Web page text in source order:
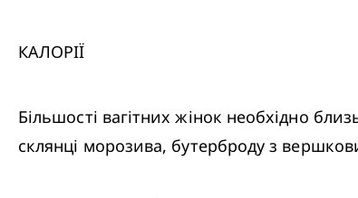
КАЛОРІЇ
Більшості вагітних жінок необхідно
склянці морозива, бутерброду з